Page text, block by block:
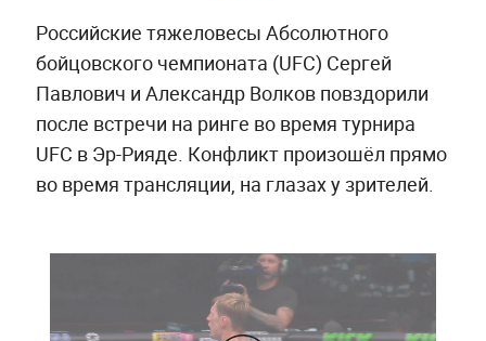
Российские тяжеловесы Абсолютного
бойцовского чемпионата (UFC) Сергей
Павлович и Александр Волков повздорили
после встречи на ринге во время турнира
UFC в Эр-Рияде. Конфликт произошёл прямо
во время трансляции, на глазах у зрителей.